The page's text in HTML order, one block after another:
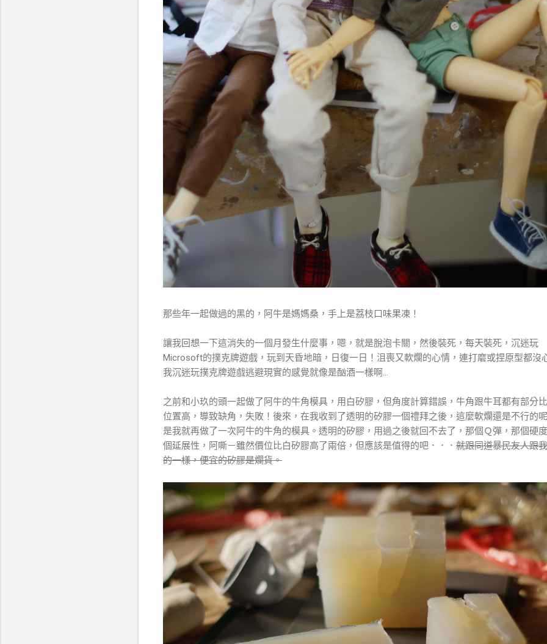
那些年一起做過的黑的，阿牛是媽媽桑，手上是荔枝口味果凍！
讓我回想一下這消失的一個月發生什麼事，嗯，就是脫泡卡關，然後裝死，每天裝死，沉迷玩
Microsoft的撲克牌遊戲，玩到天昏地暗，日復一日！沮喪又軟爛的心情，連打磨或捏原型都沒
我沉迷玩撲克牌遊戲逃避現實的感覺就像是酗酒一樣啊...
之前和小玖的頭一起做了阿牛的牛角模具，用白矽膠，但角度計算錯誤，牛角跟牛耳都有部分
位置高，導致缺角，失敗！後來，在我收到了透明的矽膠一個禮拜之後，這麼軟爛還是不行的
是我就再做了一次阿牛的牛角的模具。透明的矽膠，用過之後就回不去了，那個Ｑ彈，那個硬
個延展性，阿嘶－雖然價位比白矽膠高了兩倍，但應該是值得的吧．．． 就跟同道暴民友人跟
的一樣，便宜的矽膠是爛貨。